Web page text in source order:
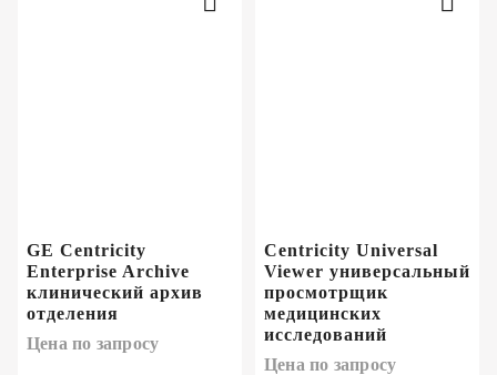
GE Centricity
Enterprise Archive
клинический архив
отделения
Цена по запросу
Centricity Universal
Viewer универсальный
просмотрщик
медицинских
исследований
Цена по запросу